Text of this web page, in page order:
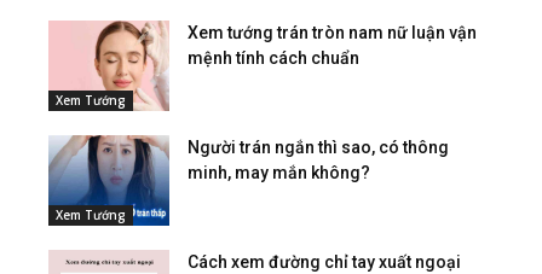
Xem Tướng
Xem tướng trán tròn nam nữ luận vận
mệnh tính cách chuẩn
Xem Tướng
Người trán ngắn thì sao, có thông
minh, may mắn không?
Cách xem đường chỉ tay xuất ngoại